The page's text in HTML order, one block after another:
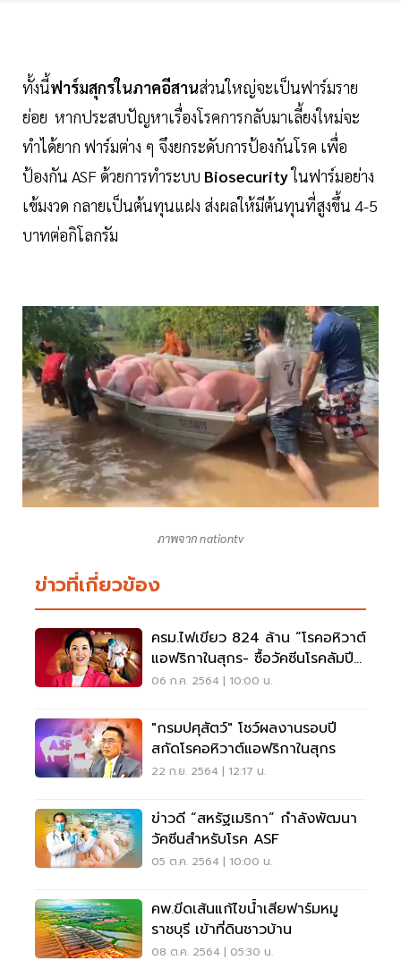
ทั้งนี้ฟาร์มสุกรในภาคอีสานส่วนใหญ่จะเป็นฟาร์มราย
ย่อย หากประสบปัญหาเรื่องโรคการกลับมาเลี้ยงใหม่จะ
ทำได้ยาก ฟาร์มต่าง ๆ จึงยกระดับการป้องกันโรค เพื่อ
ป้องกัน ASF ด้วยการทำระบบ Biosecurityในฟาร์มอย่าง
เข้มงวด กลายเป็นต้นทุนแฝง ส่งผลให้มีต้นทุนที่สูงขึ้น 4-5
บาทต่อกิโลกรัม
ภาพจาก nationtv
ข่าวที่เกี่ยวข้อง
ครม.ไฟเขียว 824 ล้าน “โรคอหิวาต์
แอฟริกาในสุกร- ซื้อวัคซีนโรคลัมปี
สกิน”
06 ก.ค. 2564 | 10:00 น.
"กรมปศุสัตว์" โชว์ผลงานรอบปี
สกัดโรคอหิวาต์แอฟริกาในสุกร
22 ก.ย. 2564 | 12:17 น.
ข่าวดี “สหรัฐเมริกา” กำลังพัฒนา
วัคซีนสำหรับโรค ASF
05 ต.ค. 2564 | 10:00 น.
คพ.ขีดเส้นแก้ไขน้ำเสียฟาร์มหมู
ราชบุรี เข้าที่ดินชาวบ้าน
08 ต.ค. 2564 | 05:30 น.